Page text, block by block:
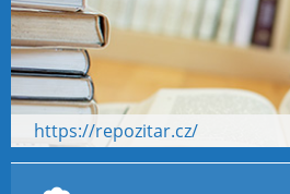
https://repozitar.cz/